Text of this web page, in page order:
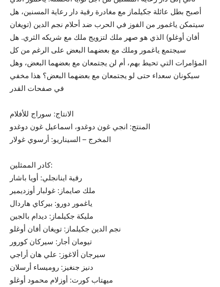
أصبح بطل عائلة جكيلماز مع مغادرة رقية دار رعاية المسنين، هل
سيتمكن ياغمور من الفوز في الحرب ضد أحلام نجم الدين (تويغان
أفان أوغلو) الذي هو صهر ملك لتزويج ملك مع شريكه الثري. هل
سيجتمع ياغمور وملك مع بعضهما البعض على الرغم من كل
المؤامرات التي تحيط بهم، أم لن يجتمعان مع بعضهما البعض، وهل
سيكونان سعداء حتى لو يجتمعان مع بعضهما البعض؟ هذا مخفي
في صفحات القدر
الانتاج: سوراج للأفلام
المنتج: انجي غون دوغدو، اسماعيل غون دوغدو
المخرج – السيناريو: أرسوي غولار
كادر الممثلين:
رقية اينانجلي: أويا باشار
ملك صايماز: غولبار أوزديمير
ياغمور دورو: بيركاي هاردال
مليكة جكيلماز: ديدام بالجين
نجم الدين جكيلماز: تويغان أفان أوغلو
تيومان أجار: سيركان كورور
سيرجان ألاغوز: علي هان أراجي
دنيز جنغيز: روميساء أرسلان
ميهتاب كورت: أوزلام محمود أوغلو